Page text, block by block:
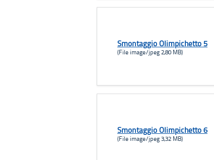
Smontaggio Olimpichetto 5
(File image/jpeg 2,80 MB)
Smontaggio Olimpichetto 6
(File image/jpeg 3,32 MB)